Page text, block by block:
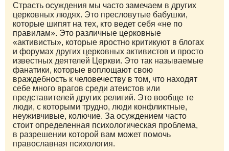
Страсть осуждения мы часто замечаем в других
церковных людях. Это пресловутые бабушки,
которые шипят на тех, кто ведет себя «не по
правилам». Это различные церковные
«активисты», которые яростно критикуют в блогах
и форумах других церковных активистов и просто
известных деятелей Церкви. Это так называемые
фанатики, которые воплощают свою
враждебность к человечеству в том, что находят
себе много врагов среди атеистов или
представителей других религий. Это вообще те
люди, с которыми трудно, люди конфликтные,
неуживчивые, колючие. За осуждением часто
стоит определенная психологическая проблема,
в разрешении которой вам может помочь
православная психология.